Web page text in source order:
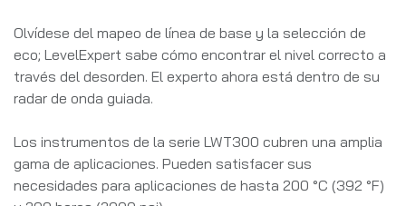
Olvídese del mapeo de línea de base y la selección de
eco; LevelExpert sabe cómo encontrar el nivel correcto a
través del desorden. El experto ahora está dentro de su
radar de onda guiada.
Los instrumentos de la serie LWT300 cubren una amplia
gama de aplicaciones. Pueden satisfacer sus
necesidades para aplicaciones de hasta 200 °C (392 °F)